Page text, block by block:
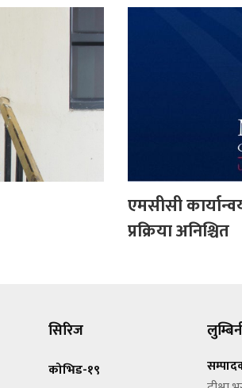
एमसीसी
प्रक्रिया अनिश्चित
सिरिज
कोभिड-१९